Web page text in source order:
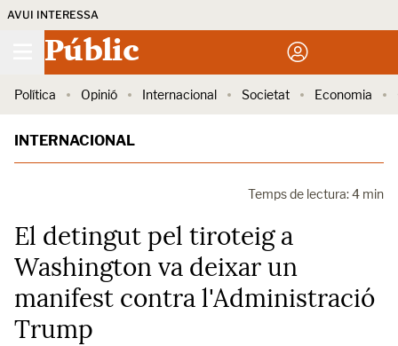
AVUI INTERESSA
Públic
Política Opinió Internacional Societat Economia
INTERNACIONAL
Temps de lectura: 4 min
El detingut pel tiroteig a
Washington va deixar un
manifest contra l'Administració
Trump